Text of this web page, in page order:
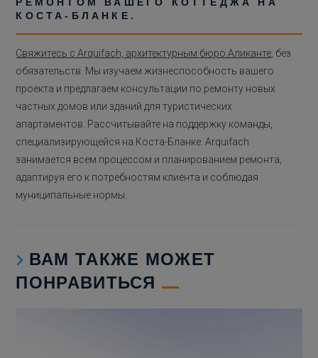
РЕМОНТОМ ВАШЕГО КОТТЕДЖА НА
КОСТА-БЛАНКЕ.
Свяжитесь с Arquifach, архитектурным бюро Аликанте, без
обязательств. Мы изучаем жизнеспособность вашего
проекта и предлагаем консультации по ремонту новых
частных домов или зданий для туристических
апартаментов. Рассчитывайте на поддержку команды,
специализирующейся на Коста-Бланке. Arquifach
занимается всем процессом и планированием ремонта,
адаптируя его к потребностям клиента и соблюдая
муниципальные нормы.
ВАМ ТАКЖЕ МОЖЕТ
ПОНРАВИТЬСЯ